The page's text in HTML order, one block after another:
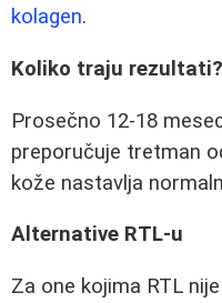
kolagen.
Koliko traju rezultati?
Prosečno 12-18
preporučuje tretman
kože nastavlja
Alternative RTL-u
Za one kojima RTL